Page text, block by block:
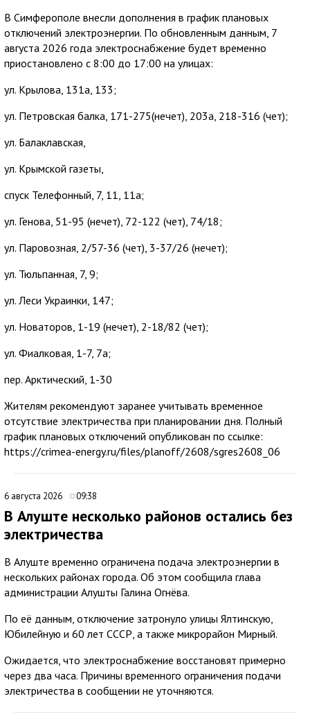
В Симферополе внесли дополнения в график плановых
отключений электроэнергии. По обновленным данным, 7
августа 2026 года электроснабжение будет временно
приостановлено с 8:00 до 17:00 на улицах:
ул. Крылова, 131а, 133;
ул. Петровская балка, 171-275(нечет), 203а, 218-316 (чет);
ул. Балаклавская,
ул. Крымской газеты,
спуск Телефонный, 7, 11, 11а;
ул. Генова, 51-95 (нечет), 72-122 (чет), 74/18;
ул. Паровозная, 2/57-36 (чет), 3-37/26 (нечет);
ул. Тюльпанная, 7, 9;
ул. Леси Украинки, 147;
ул. Новаторов, 1-19 (нечет), 2-18/82 (чет);
ул. Фиалковая, 1-7, 7а;
пер. Арктический, 1-30
Жителям рекомендуют заранее учитывать временное
отсутствие электричества при планировании дня. Полный
график плановых отключений опубликован по ссылке:
https://crimea-energy.ru/files/planoff/2608/sgres2608_06
6 августа 2026 09:38
В Алуште несколько районов остались без
электричества
В Алуште временно ограничена подача электроэнергии в
нескольких районах города. Об этом сообщила глава
администрации Алушты Галина Огнёва.
По её данным, отключение затронуло улицы Ялтинскую,
Юбилейную и 60 лет СССР, а также микрорайон Мирный.
Ожидается, что электроснабжение восстановят примерно
через два часа. Причины временного ограничения подачи
электричества в сообщении не уточняются.